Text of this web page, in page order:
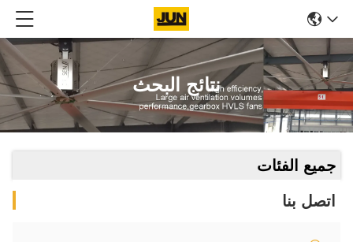
نتائج البحث
جميع الفئات
اتصل بنا